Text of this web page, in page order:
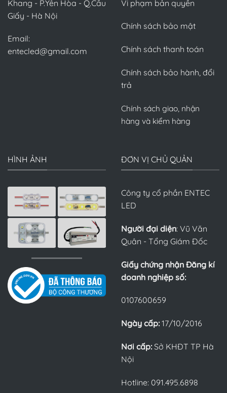
Khang - P.Yên Hòa - Q.Cầu
Giấy - Hà Nội
Email:
entecled@gmail.com
Vi phạm bản quyền
Chính sách bảo mật
Chính sách thanh toán
Chính sách bảo hành, đổi
trả
Chính sách giao, nhận
hàng và kiểm hàng
HÌNH ẢNH ĐƠN VỊ CHỦ QUẢN
Công ty cổ phần ENTEC
LED
Người đại diện: Vũ Văn
Quân - Tổng Giám Đốc
Giấy chứng nhận Đăng kí
doanh nghiệp số:
0107600659
Ngày cấp: 17/10/2016
Nơi cấp: Sở KHĐT TP Hà
Nội
Hotline: 091.495.6898